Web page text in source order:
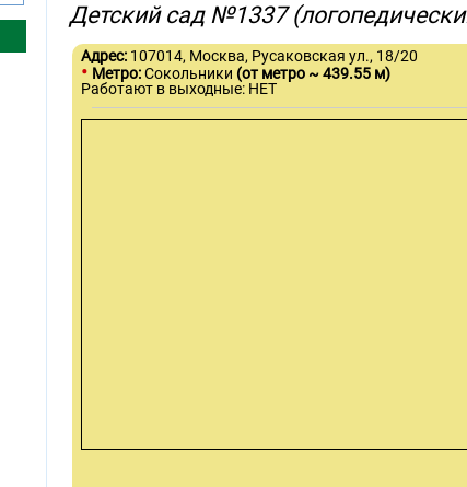
Детский сад №1337
Адрес: 107014, Москва, Русаковская ул., 18/20
• Метро:Сокольники (от метро ~ 439.55 м)
Работают в выходные: НЕТ